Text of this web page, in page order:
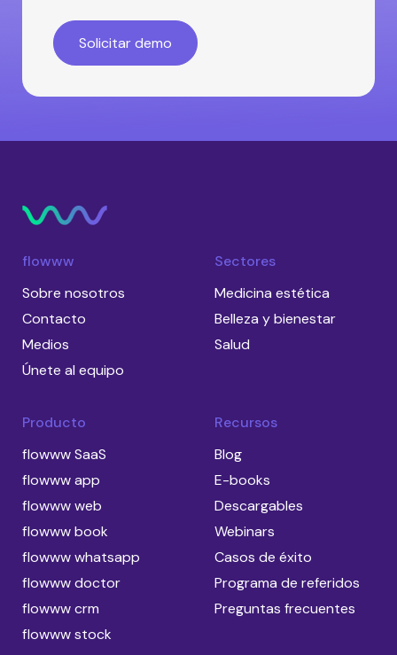
flowww
Sobre nosotros
Contacto
Medios
Únete al equipo
Sectores
Medicina estética
Belleza y bienestar
Salud
Producto
flowww SaaS
flowww app
flowww web
flowww book
flowww whatsapp
flowww doctor
flowww crm
flowww stock
Recursos
Blog
E-books
Descargables
Webinars
Casos de éxito
Programa de referidos
Preguntas frecuentes